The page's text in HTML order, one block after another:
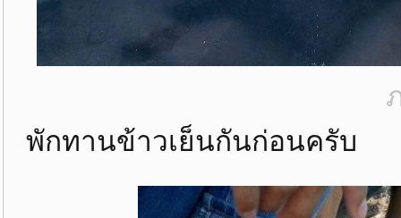
พักทานข้าวเย็นกันก่อนครับ